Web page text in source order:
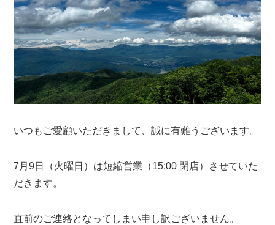
いつもご愛顧いただきまして、誠に有難うございます。
7月9日（火曜日）は短縮営業（15:00 閉店）させていた
だきます。
直前のご連絡となってしまい申し訳ございません。